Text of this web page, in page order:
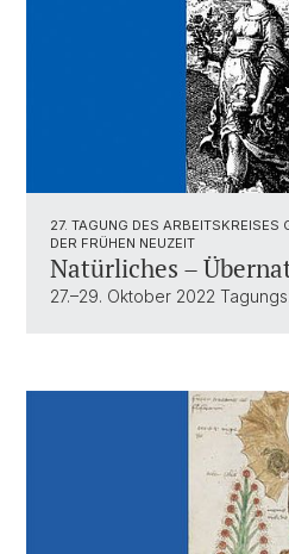
27. TAGUNG DES ARBEITSKREISES
DER FRÜHEN NEUZEIT
Natürliches –
27.–29. Oktober 2022